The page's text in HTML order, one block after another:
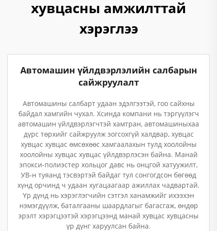
хувцасны амжилттай
хэрэглээ
Автомашин үйлдвэрлэлийн салбарын
сайжруулалт
Автомашины салбарт удаан эдэлгээтэй, гоо сайхны
байдал хамгийн чухал. Хсинда компани нь тэргүүлэгч
автомашин үйлдвэрлэгчтэй хамтран, автомашиныхаа
дүрс төрхийг сайжруулж зогсохгүй халдвар, хувцас
хувцас хувцас өмсөхөөс хамгаалахын тулд хоолойны
хоолойны хувцас хувцас үйлдвэрлэсэн байна. Манай
эпокси-полиэстер хольцог давс нь онцгой хатуужилт,
УВ-н туяанд тэсвэртэй байдаг тул сонгогдсон бөгөөд
хүнд орчинд ч удаан хугацаагаар ажиллах чадвартай.
Үр дүнд нь хэрэглэгчийн сэтгэл ханамжийг ихээхэн
нэмэгдүүлж, баталгааны шаардлагыг багасгаж, өндөр
эрэлт хэрэгцээтэй хэрэгцээнд манай хувцас хувцасны
үр дүнг харуулсан байна.